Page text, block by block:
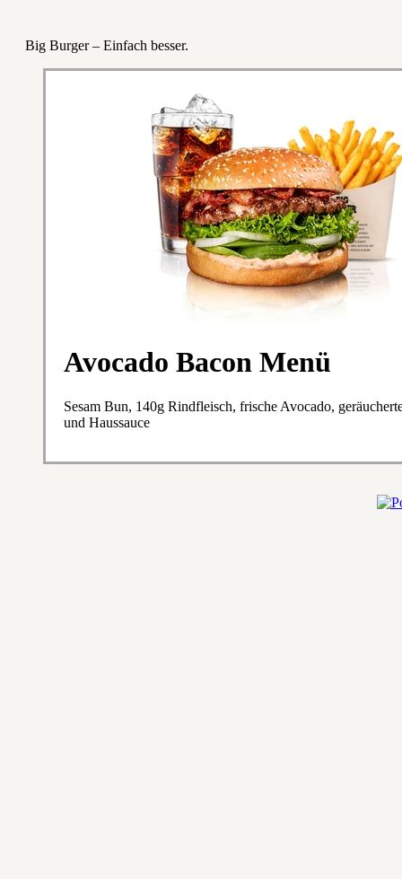
Big Burger – Einfach besser.
Avocado Bacon Menü
Sesam Bun, 140g Rindfleisch, frische Avocado,
und Haussauce